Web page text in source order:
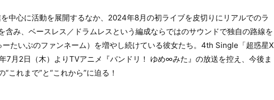
中心に活動を展開するなか、2024年8月の初ライブを皮切りにリアルでのラ
含み、ベースレス／ドラムレスという編成ならではのサウンドで独自の路線を
たいぷのファンネーム）を増やし続けている彼女たち。4th Single「超惑星X
7月2日（木）よりTVアニメ『バンドリ！ ゆめ∞みた』の放送を控え、今後ま
これまで”と“これから”に迫る！